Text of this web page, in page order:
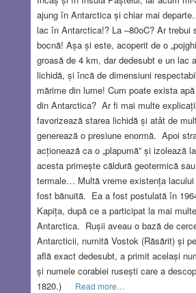
ajung în Antarctica și chiar mai
lac în Antarctica!? La –80oC? Ar trebui
bocnă! Așa și este, acoperit de o
groasă de 4 km, dar dedesubt e un lac
lichidă, și încă de dimensiuni
mărime din lume! Cum poate exista
din Antarctica? Ar fi mai multe
favorizează starea lichidă și atât de
generează o presiune enormă. Apoi
acționează ca o „plapumă” și izolează
acesta primește căldură geotermică
termale… Multă vreme existența
fost bănuită. Ea a fost postulată în
Kapița, după ce a participat la mai
Antarctica. Rușii aveau o bază de
Antarcticii, numită Vostok (Răsărit) și
află exact dedesubt, a primit același
și numele corabiei rusești care a
1820.)
Read more…